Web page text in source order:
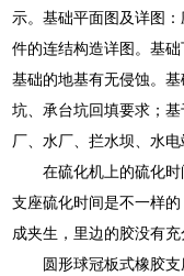
示。基础平面图及详图
件的连结构造详图。基
基础的地基有无侵蚀。
坑、承台坑回填要求；
厂、水厂、拦水坝、水电
在硫化机上的硫化
支座硫化时间是不一样
成夹生，里边的胶没有充
圆形球冠板式橡胶